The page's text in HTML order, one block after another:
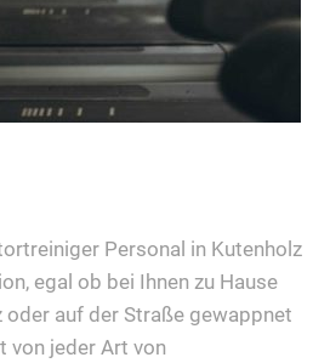
Personal in Kutenholz
egal ob bei Ihnen zu Hause
auf der Straße gewappnet
von jeder Art von